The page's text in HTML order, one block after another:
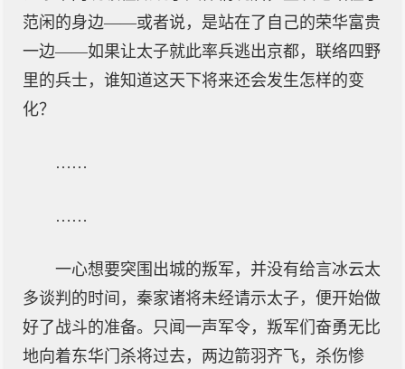
范闲的身边——或者说，是站在了自己的荣华富贵
一边——如果让太子就此率兵逃出京都，联络四野
里的兵士，谁知道这天下将来还会发生怎样的变
化？
……
……
一心想要突围出城的叛军，并没有给言冰云太
多谈判的时间，秦家诸将未经请示太子，便开始做
好了战斗的准备。只闻一声军令，叛军们奋勇无比
地向着东华门杀将过去，两边箭羽齐飞，杀伤惨